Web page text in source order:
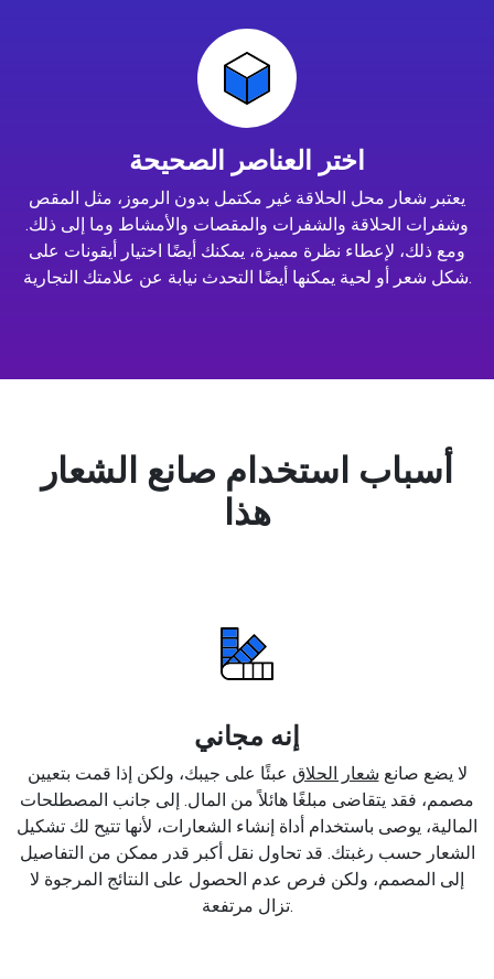
اختر العناصر الصحيحة
يعتبر شعار محل الحلاقة غير مكتمل بدون الرموز، مثل المقص
وشفرات الحلاقة والشفرات والمقصات والأمشاط وما إلى ذلك.
ومع ذلك، لإعطاء نظرة مميزة، يمكنك أيضًا اختيار أيقونات على
شكل شعر أو لحية يمكنها أيضًا التحدث نيابة عن علامتك التجارية.
أسباب استخدام صانع الشعار
هذا
إنه مجاني
لا يضع صانع شعار الحلاق عبئًا على جيبك، ولكن إذا قمت بتعيين
مصمم، فقد يتقاضى مبلغًا هائلاً من المال. إلى جانب المصطلحات
المالية، يوصى باستخدام أداة إنشاء الشعارات، لأنها تتيح لك تشكيل
الشعار حسب رغبتك. قد تحاول نقل أكبر قدر ممكن من التفاصيل
إلى المصمم، ولكن فرص عدم الحصول على النتائج المرجوة لا
تزال مرتفعة.